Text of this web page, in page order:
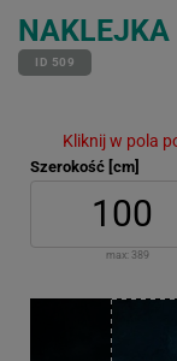
NAKLEJKA
ID 509
Kliknij w pola
Szerokość [cm]
max: 389